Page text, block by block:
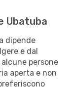
Ubatuba
dipende
e dal
persone
aperta e non